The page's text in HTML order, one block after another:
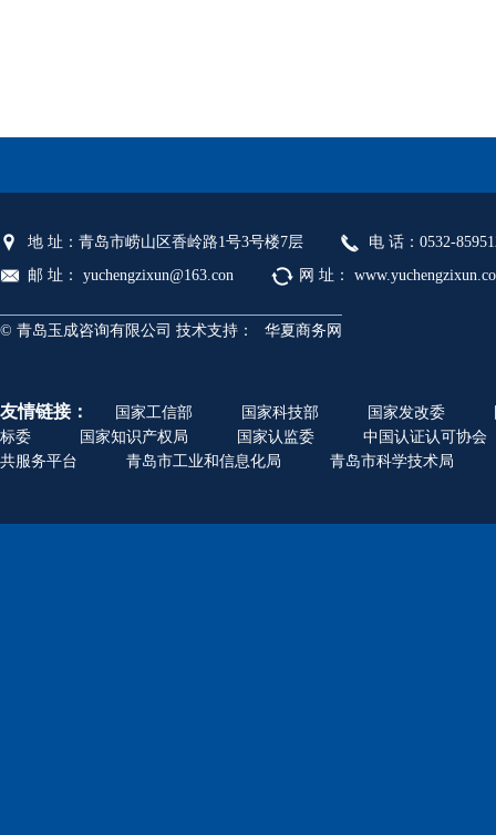
地 址：青岛市崂山区香岭路1号3号楼7层
电 话：0532-
邮 址： yuchengzixun@163.con
网 址：
© 青岛玉成咨询有限公司 技术支持： 华夏商务网
友情链接： 国家工信部 国家科技部 国家发改委
标委
国家知识产权局 国家认监委
中国认证认可协会
共服务平台
青岛市工业和信息化局 青岛市科学技术局